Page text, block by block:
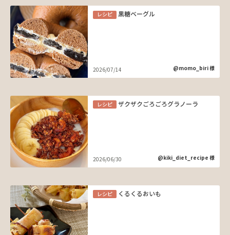
レシピ 黒糖ベーグル
2026/07/14 @momo_biri 様
レシピ ザクザクごろごろグラノーラ
2026/06/30 @kiki_diet_recipe 様
レシピ くるくるおいも